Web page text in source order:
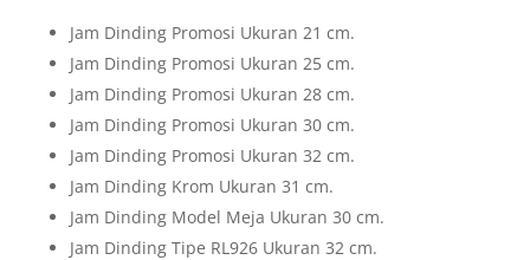
Jam Dinding Promosi Ukuran 21 cm.
Jam Dinding Promosi Ukuran 25 cm.
Jam Dinding Promosi Ukuran 28 cm.
Jam Dinding Promosi Ukuran 30 cm.
Jam Dinding Promosi Ukuran 32 cm.
Jam Dinding Krom Ukuran 31 cm.
Jam Dinding Model Meja Ukuran 30 cm.
Jam Dinding Tipe RL926 Ukuran 32 cm.